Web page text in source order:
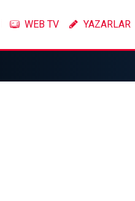
WEB TV YAZARLAR